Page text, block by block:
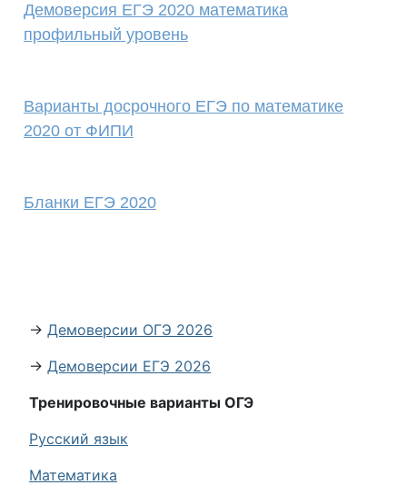
Демоверсия ЕГЭ 2020 математика
профильный уровень
Варианты досрочного ЕГЭ по математике
2020 от ФИПИ
Бланки ЕГЭ 2020
→ Демоверсии ОГЭ 2026
→ Демоверсии ЕГЭ 2026
Тренировочные варианты ОГЭ
Русский язык
Математика